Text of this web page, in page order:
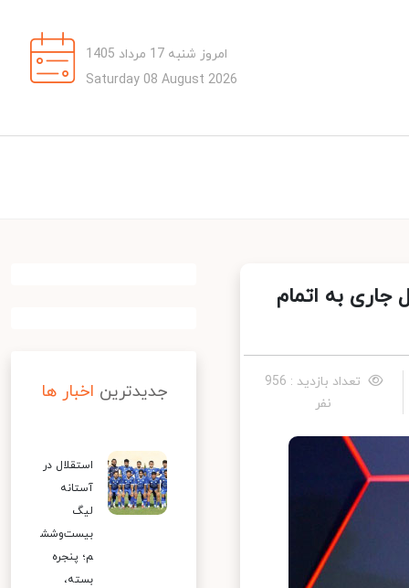
امروز شنبه 17 مرداد 1405
Saturday 08 August 2026
به اتمام
تعداد بازدید : 956
نفر
جدیدترین اخبار ها
استقلال در
آستانه
لیگ
بیست‌وشش
م؛ پنجره
بسته،